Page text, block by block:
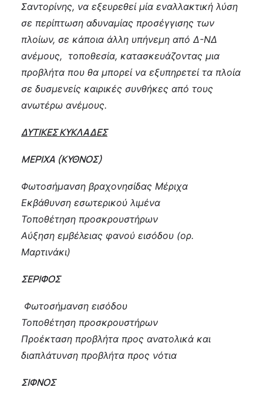
Σαντορίνης, να εξευρεθεί μία εναλλακτική λύση
σε περίπτωση αδυναμίας προσέγγισης των
πλοίων, σε κάποια άλλη υπήνεμη από Δ-ΝΔ
ανέμους, τοποθεσία, κατασκευάζοντας μια
προβλήτα που θα μπορεί να εξυπηρετεί τα πλοία
σε δυσμενείς καιρικές συνθήκες από τους
ανωτέρω ανέμους.
ΔΥΤΙΚΕΣ ΚΥΚΛΑΔΕΣ
ΜΕΡΙΧΑ (ΚΥΘΝΟΣ)
Φωτοσήμανση βραχονησίδας Μέριχα
Εκβάθυνση εσωτερικού λιμένα
Τοποθέτηση προσκρουστήρων
Αύξηση εμβέλειας φανού εισόδου (ορ.
Μαρτινάκι)
ΣΕΡΙΦΟΣ
Φωτοσήμανση εισόδου
Τοποθέτηση προσκρουστήρων
Προέκταση προβλήτα προς ανατολικά και
διαπλάτυνση προβλήτα προς νότια
ΣΙΦΝΟΣ